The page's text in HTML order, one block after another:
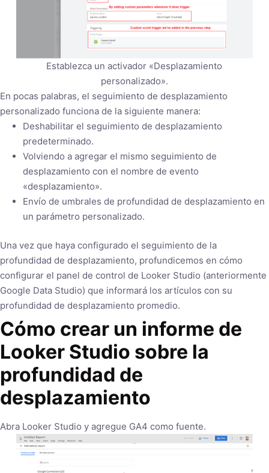
Establezca un activador «Desplazamiento
personalizado».
En pocas palabras, el seguimiento de desplazamiento
personalizado funciona de la siguiente manera:
Deshabilitar el seguimiento de desplazamiento
predeterminado.
Volviendo a agregar el mismo seguimiento de
desplazamiento con el nombre de evento
«desplazamiento».
Envío de umbrales de profundidad de desplazamiento en
un parámetro personalizado.
Una vez que haya configurado el seguimiento de la
profundidad de desplazamiento, profundicemos en cómo
configurar el panel de control de Looker Studio (anteriormente
Google Data Studio) que informará los artículos con su
profundidad de desplazamiento promedio.
Cómo crear un informe de
Looker Studio sobre la
profundidad de
desplazamiento
Abra Looker Studio y agregue GA4 como fuente.